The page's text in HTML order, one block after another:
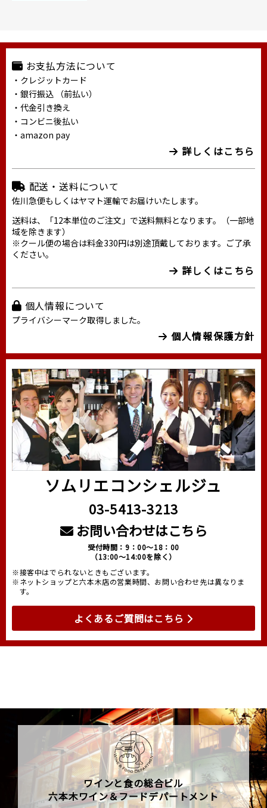
お支払方法について
・クレジットカード
・銀行振込 （前払い）
・代金引き換え
・コンビニ後払い
・amazon pay
詳しくはこちら
配送・送料について
佐川急便もしくはヤマト運輸でお届けいたします。
送料は、「12本単位のご注文」で送料無料となります。（一部地
域を除きます）
※クール便の場合は料金330円は別途頂戴しております。ご了承
ください。
詳しくはこちら
個人情報について
プライバシーマーク取得しました。
個人情報保護方針
ソムリエコンシェルジュ
03-5413-3213
お問い合わせはこちら
受付時間：9：00～18：00
（13:00～14:00を除く）
※接客中はでられないときもございます。
※ネットショップと六本木店の営業時間、お問い合わせ先は異なりま
す。
よくあるご質問はこちら
ワインと食の総合ビル
六本木ワイン＆フードデパートメント